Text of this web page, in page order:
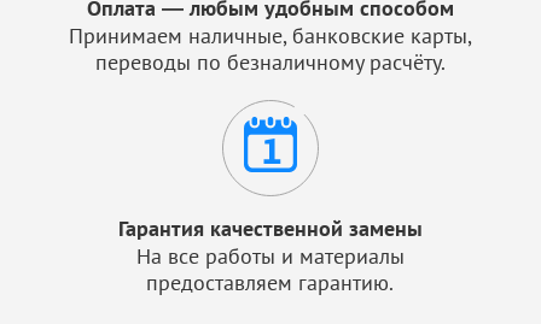
Оплата — любым удобным способом
Принимаем наличные, банковские карты,
переводы по безналичному расчёту.
Гарантия качественной замены
На все работы и материалы
предоставляем гарантию.